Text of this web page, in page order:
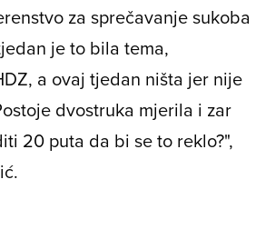
za sprečavanje sukoba
je to bila tema,
a ovaj tjedan ništa jer nije
dvostruka mjerila i zar
20 puta da bi se to reklo?",